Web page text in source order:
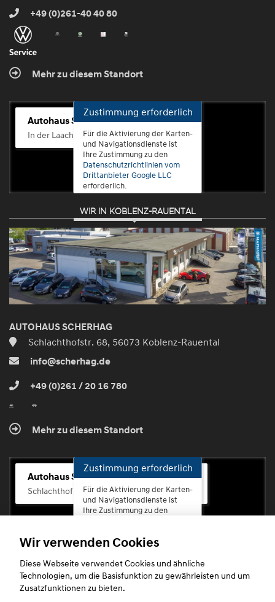
+49 (0)261-40 40 80
Mehr zu diesem Standort
Autohaus Scherhag
In der Laach 76, 56072 Koblenz-Güls
Zustimmung erforderlich
Für die Aktivierung der Karten-
und Navigationsdienste ist
Ihre Zustimmung zu den
Datenschutzrichtlinien vom
Drittanbieter Google LLC
erforderlich.
Zustimmen
und
aktivieren
WIR IN KOBLENZ-RAUENTAL
AUTOHAUS SCHERHAG
Schlachthofstr. 68, 56073 Koblenz-Rauental
info@scherhag.de
+49 (0)261 / 20 16 780
Mehr zu diesem Standort
Autohaus Scherhag
Schlachthofstr. 68, 56073 Koblenz-Rauental
Zustimmung erforderlich
Für die Aktivierung der Karten-
und Navigationsdienste ist
Ihre Zustimmung zu den
erforderlich.
Zustimmen
Wir verwenden Cookies
Diese Webseite verwendet Cookies und ähnliche
Technologien, um die Basisfunktion zu gewährleisten und um
Zusatzfunktionen zu bieten.